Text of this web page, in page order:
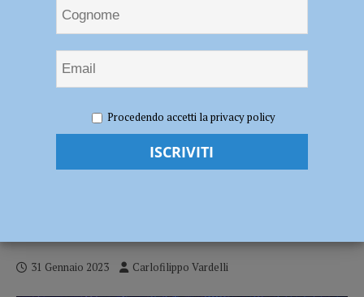
Fiorenzuola subisce l’1-2 nei primi 30 minuti; contro la capolista
Reggiana è sconfitta per 2-0 – AUDIO
Il Fiorenzuola subisce l’1-2 nei primi 30
31 Gennaio 2023 Carlofilippo Vardelli
Procedendo accetti la privacy policy